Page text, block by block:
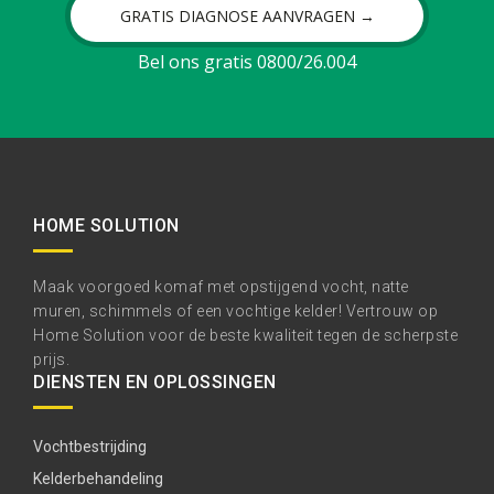
GRATIS DIAGNOSE AANVRAGEN →
Bel ons gratis 0800/26.004
HOME SOLUTION
Maak voorgoed komaf met opstijgend vocht, natte
muren, schimmels of een vochtige kelder! Vertrouw op
Home Solution voor de beste kwaliteit tegen de scherpste
prijs.
DIENSTEN EN OPLOSSINGEN
Vochtbestrijding
Kelderbehandeling